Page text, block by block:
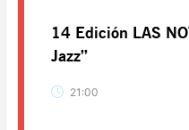
14 Edición LAS
Jazz”
21:00